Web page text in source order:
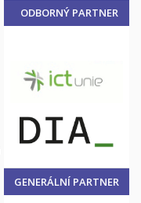
ODBORNÝ PARTNER
GENERÁLNÍ PARTNER